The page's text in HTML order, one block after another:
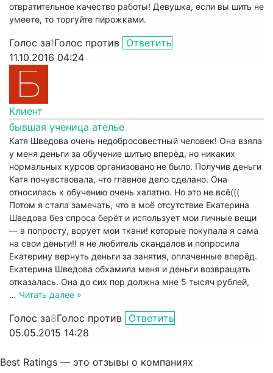
отвратительное качество работы! Девушка, если вы шить не
умеете, то торгуйте пирожками.
Голос за1Голос против Ответить
11.10.2016 04:24
Клиент
бывшая ученица ателье
Катя Шведова очень недобросовестный человек! Она взяла
у меня деньги за обучение шитью вперёд, но никаких
нормальных курсов организовано не было. Получив деньги
Катя почувствовала, что главное дело сделано. Она
относилась к обучению очень халатно. Но это не всё(((
Потом я стала замечать, что в моё отсутствие Екатерина
Шведова без спроса берёт и использует мои личные вещи
— а попросту, ворует мои ткани! которые покупала я сама
на свои деньги!! я не любитель скандалов и попросила
Екатерину вернуть деньги за занятия, оплаченные вперёд.
Екатерина Шведова обхамила меня и деньги возвращать
отказалась. Она до сих пор должна мне 5 тысяч рублей,
… Читать далее »
Голос за8Голос против Ответить
05.05.2015 14:28
Best Ratings — это отзывы о компаниях